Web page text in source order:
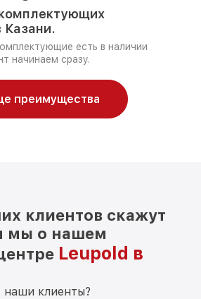
Казани.
есть в наличии
начинаем сразу.
преимущества
клиентов скажут
мы о нашем
Leupold в
клиенты?